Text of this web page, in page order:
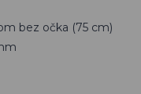
bez očka (75 cm)